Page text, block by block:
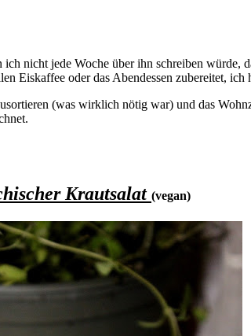
nicht jede Woche über ihn schreiben würde,
Eiskaffee oder das Abendessen zubereitet,
(was wirklich nötig war) und das
Krautsalat (vegan)